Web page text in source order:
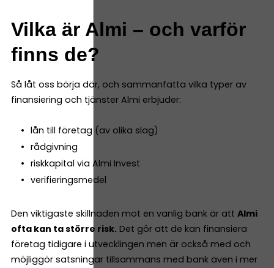
Vilka är Almi – och varför
finns de?
Så låt oss börja där, och sammanfatta vilka typer av
finansiering och tjänster Almi erbjuder:
lån till företag (av olika slag)
rådgivning
riskkapital via Almi Invest
verifieringsmedel
Den viktigaste skillnaden mot en vanlig bank är att Almi
ofta kan ta större risk. Det gör att de kan finansiera
företag tidigare i utvecklingen men är också med och
möjliggör satsningar tillsammans med bank även i mer